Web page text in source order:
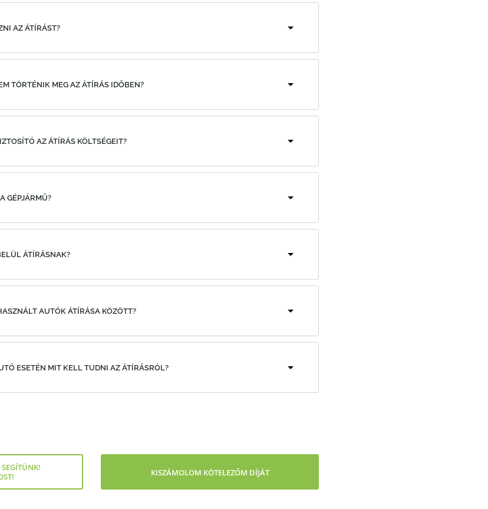
AZ ÁTÍRÁST?
TÖRTÉNIK MEG AZ ÁTÍRÁS IDŐBEN?
AZ ÁTÍRÁS KÖLTSÉGEIT?
GÉPJÁRMŰ?
ÁTÍRÁSNAK?
AUTÓK ÁTÍRÁSA KÖZÖTT?
ESETÉN MIT KELL TUDNI AZ ÁTÍRÁSRÓL?
KISZÁMOLOM KÖTELEZŐM DÍJÁT